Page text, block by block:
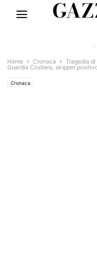
-
Home Cronaca
Tragedia
Guardia Costiera, skipper
Cronaca